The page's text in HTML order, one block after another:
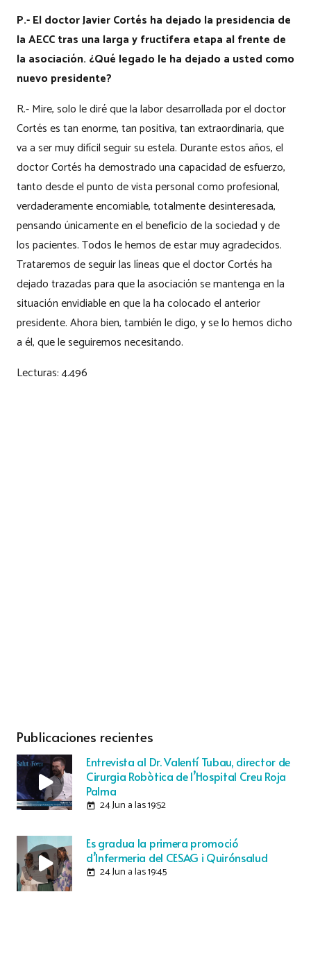
P.- El doctor Javier Cortés ha dejado la presidencia de
la AECC tras una larga y fructífera etapa al frente de
la asociación. ¿Qué legado le ha dejado a usted como
nuevo presidente?
R.- Mire, solo le diré que la labor desarrollada por el doctor
Cortés es tan enorme, tan positiva, tan extraordinaria, que
va a ser muy difícil seguir su estela. Durante estos años, el
doctor Cortés ha demostrado una capacidad de esfuerzo,
tanto desde el punto de vista personal como profesional,
verdaderamente encomiable, totalmente desinteresada,
pensando únicamente en el beneficio de la sociedad y de
los pacientes. Todos le hemos de estar muy agradecidos.
Trataremos de seguir las líneas que el doctor Cortés ha
dejado trazadas para que la asociación se mantenga en la
situación envidiable en que la ha colocado el anterior
presidente. Ahora bien, también le digo, y se lo hemos dicho
a él, que le seguiremos necesitando.
Lecturas:4.496
Publicaciones recientes
Entrevista al Dr. Valentí Tubau, director de
Cirurgia Robòtica de l’Hospital Creu Roja
Palma
today 24 Jun a las 19:52
Es gradua la primera promoció
d’Infermeria del CESAG i Quirónsalud
today 24 Jun a las 19:45